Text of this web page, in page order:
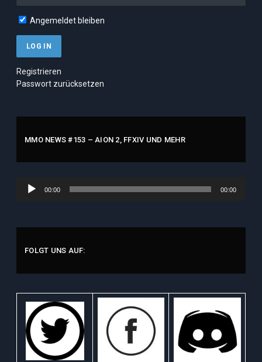
Angemeldet bleiben
Registrieren
Passwort zurücksetzen
MMO NEWS #153 – AION 2, FFXIV UND MEHR
Audio-
Player
00:00 00:00
FOLGT UNS AUF: